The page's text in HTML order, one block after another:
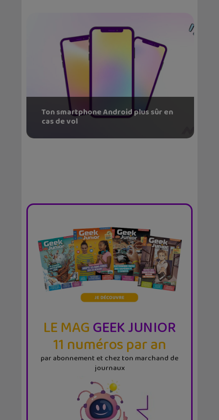
Ton smartphone Android plus sûr en
cas de vol
LE MAGGEEK JUNIOR
11 numéros par an
par abonnement et chez ton marchand de
journaux